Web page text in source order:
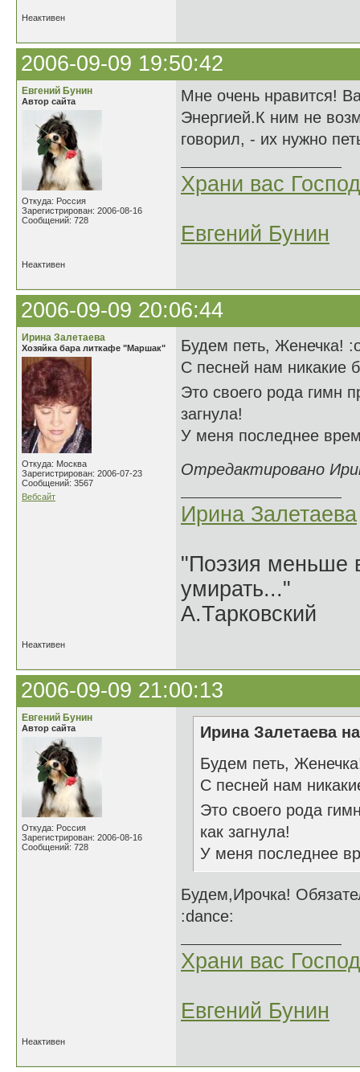
Неактивен
2006-09-09 19:50:42
Евгений Бунин
Автор сайта
Откуда: Россия
Зарегистрирован: 2006-08-16
Сообщений: 728
Мне очень нравится!
Энергией.К ним не
говорил, - их нужно
Храни вас
Евгений Бунин
Неактивен
2006-09-09 20:06:44
Ирина Залетаева
Хозяйка бара литкафе "Маршак"
Откуда: Москва
Зарегистрирован: 2006-07-23
Сообщений: 3567
Вебсайт
Будем петь, Женечка!
С песней нам никакие
Это своего рода гимн
загнула!
У меня последнее
Отредактировано
Ирина Залетаева
"Поэзия меньше
умирать..."
А.Тарковский
Неактивен
2006-09-09 21:00:13
Евгений Бунин
Автор сайта
Откуда: Россия
Зарегистрирован: 2006-08-16
Сообщений: 728
Ирина Залетаева
Будем петь,
С песней нам
Это своего рода
как загнула!
У меня последнее
Будем,Ирочка!
:dance:
Храни вас
Евгений Бунин
Неактивен